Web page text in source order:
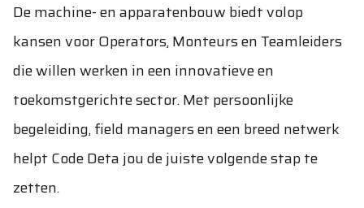
De machine- en apparatenbouw biedt volop
kansen voor Operators, Monteurs en Teamleiders
die willen werken in een innovatieve en
toekomstgerichte sector. Met persoonlijke
begeleiding, field managers en een breed netwerk
helpt Code Deta jou de juiste volgende stap te
zetten.